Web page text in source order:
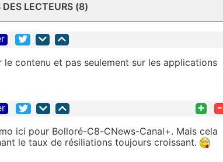
LECTEURS (8)
le contenu et pas seulement sur les applications
+ -
ici pour Bolloré-C8-CNews-Canal+. Mais cela
le taux de résiliations toujours croissant.